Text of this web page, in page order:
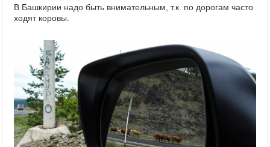
В Башкирии надо быть внимательным, т.к. по дорогам часто
ходят коровы.